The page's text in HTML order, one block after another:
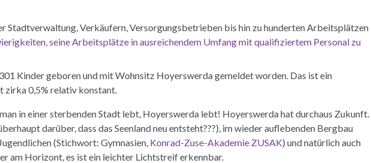
Verkäufern, Versorgungsbetrieben bis hin zu hunderten Arbeitsplätzen
seine Arbeitsplätze in ausreichendem Umfang mit qualifiziertem Personal zu
Kinder geboren und mit Wohnsitz Hoyerswerda gemeldet worden. Das ist ein
zirka 0,5% relativ konstant.
in einer sterbenden Stadt lebt, Hoyerswerda lebt! Hoyerswerda hat durchaus Zukunft.
darüber, dass das Seenland neu entsteht???), im wieder auflebenden Bergbau
(Stichwort: Gymnasien, Konrad-Zuse-Akademie ZUSAK) und natürlich auch
am Horizont, es ist ein leichter Lichtstreif erkennbar.